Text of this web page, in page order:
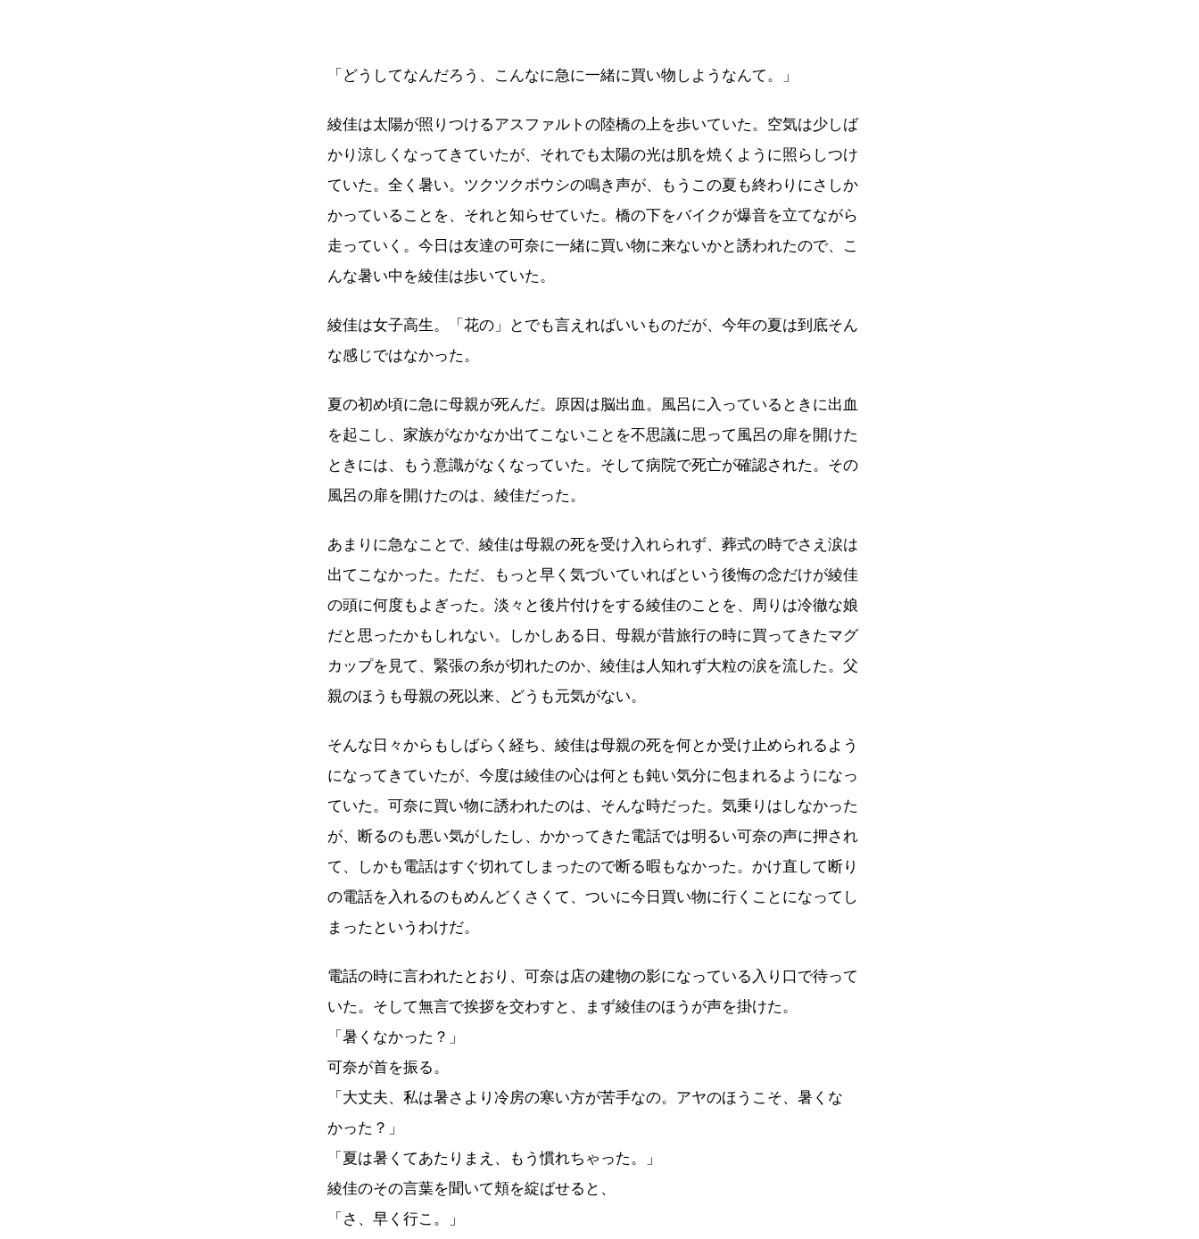
「どうしてなんだろう、こんなに急に一緒に買い物しようなんて。」
綾佳は太陽が照りつけるアスファルトの陸橋の上を歩いていた。空気は少しば
かり涼しくなってきていたが、それでも太陽の光は肌を焼くように照らしつけ
ていた。全く暑い。ツクツクボウシの鳴き声が、もうこの夏も終わりにさしか
かっていることを、それと知らせていた。橋の下をバイクが爆音を立てながら
走っていく。今日は友達の可奈に一緒に買い物に来ないかと誘われたので、こ
んな暑い中を綾佳は歩いていた。
綾佳は女子高生。「花の」とでも言えればいいものだが、今年の夏は到底そん
な感じではなかった。
夏の初め頃に急に母親が死んだ。原因は脳出血。風呂に入っているときに出血
を起こし、家族がなかなか出てこないことを不思議に思って風呂の扉を開けた
ときには、もう意識がなくなっていた。そして病院で死亡が確認された。その
風呂の扉を開けたのは、綾佳だった。
あまりに急なことで、綾佳は母親の死を受け入れられず、葬式の時でさえ涙は
出てこなかった。ただ、もっと早く気づいていればという後悔の念だけが綾佳
の頭に何度もよぎった。淡々と後片付けをする綾佳のことを、周りは冷徹な娘
だと思ったかもしれない。しかしある日、母親が昔旅行の時に買ってきたマグ
カップを見て、緊張の糸が切れたのか、綾佳は人知れず大粒の涙を流した。父
親のほうも母親の死以来、どうも元気がない。
そんな日々からもしばらく経ち、綾佳は母親の死を何とか受け止められるよう
になってきていたが、今度は綾佳の心は何とも鈍い気分に包まれるようになっ
ていた。可奈に買い物に誘われたのは、そんな時だった。気乗りはしなかった
が、断るのも悪い気がしたし、かかってきた電話では明るい可奈の声に押され
て、しかも電話はすぐ切れてしまったので断る暇もなかった。かけ直して断り
の電話を入れるのもめんどくさくて、ついに今日買い物に行くことになってし
まったというわけだ。
電話の時に言われたとおり、可奈は店の建物の影になっている入り口で待って
いた。そして無言で挨拶を交わすと、まず綾佳のほうが声を掛けた。
「暑くなかった？」
可奈が首を振る。
「大丈夫、私は暑さより冷房の寒い方が苦手なの。アヤのほうこそ、暑くな
かった？」
「夏は暑くてあたりまえ、もう慣れちゃった。」
綾佳のその言葉を聞いて頬を綻ばせると、
「さ、早く行こ。」